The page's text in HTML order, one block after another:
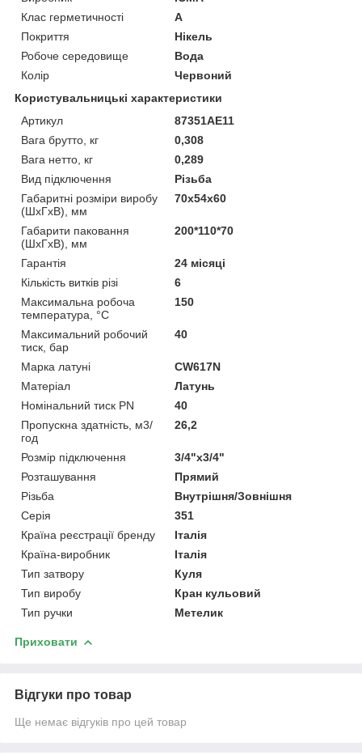
Клас герметичності
А
Покриття
Нікель
Робоче середовище
Вода
Колір
Червоний
Користувальницькі характеристики
Артикул
87351AE11
Вага брутто, кг
0,308
Вага нетто, кг
0,289
Вид підключення
Різьба
Габаритні розміри виробу
(ШхГхВ), мм
70х54х60
Габарити паковання
(ШхГхВ), мм
200*110*70
Гарантія
24 місяці
Кількість витків різі
6
Максимальна робоча
температура, °C
150
Максимальний робочий
тиск, бар
40
Марка латуні
CW617N
Матеріал
Латунь
Номінальний тиск PN
40
Пропускна здатність, м3/
год
26,2
Розмір підключення
3/4"x3/4"
Розташування
Прямий
Різьба
Внутрішня/Зовнішня
Серія
351
Країна реєстрації бренду
Італія
Країна-виробник
Італія
Тип затвору
Куля
Тип виробу
Кран кульовий
Тип ручки
Метелик
Приховати
Відгуки про товар
Ще немає відгуків про цей товар